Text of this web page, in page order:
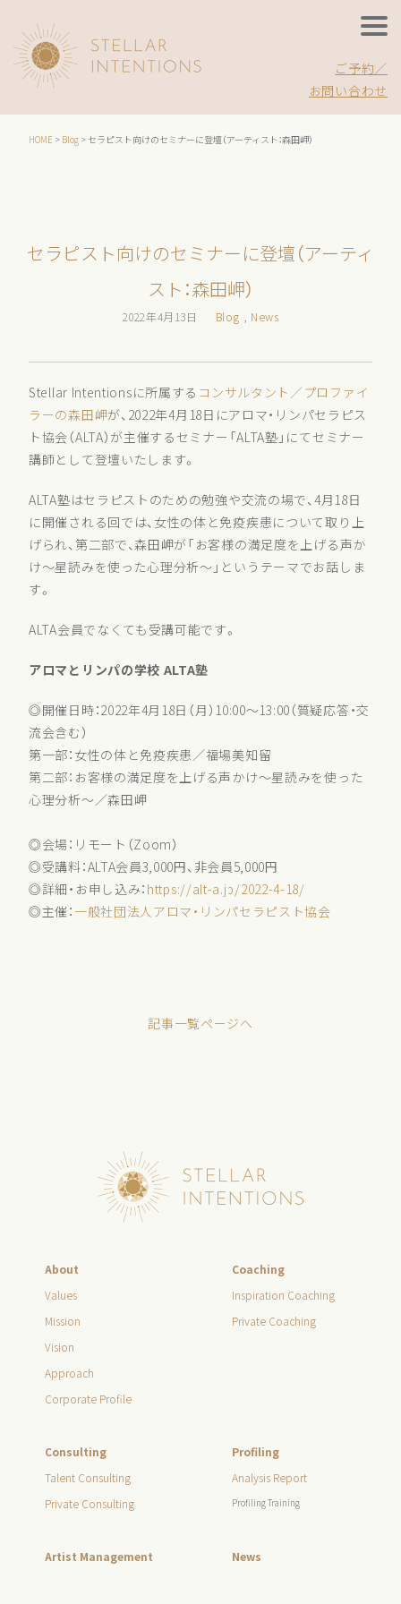
ご予約／
お問い合わせ
HOME > Blog >セラピスト向けのセミナーに登壇（アーティスト：森田岬）
セラピスト向けのセミナーに登壇（アーティ
スト：森田岬）
2022年4月13日 Blog News
Stellar Intentionsに所属する コンサルタント／プロファイ
ラーの森田岬が、2022年4月18日にアロマ・リンパセラピス
ト協会（ALTA）が主催するセミナー「ALTA塾」にてセミナー
講師として登壇いたします。
ALTA塾はセラピストのための勉強や交流の場で、4月18日
に開催される回では、女性の体と免疫疾患について取り上
げられ、第二部で、森田岬が「お客様の満足度を上げる声か
け〜星読みを使った心理分析〜」というテーマでお話しま
す。
ALTA会員でなくても受講可能です。
アロマとリンパの学校 ALTA塾
◎開催日時：2022年4月18日（月）10:00〜13:00（質疑応答・交
流会含む）
第一部：女性の体と免疫疾患／福場美知留
第二部：お客様の満足度を上げる声かけ〜星読みを使った
心理分析〜／森田岬
◎会場：リモート（Zoom）
◎受講料：ALTA会員3,000円、非会員5,000円
◎詳細・お申し込み： https://alt-a.jp/2022-4-18/
◎主催： 一般社団法人アロマ・リンパセラピスト協会
記事一覧ページへ
About
Values
Mission
Vision
Approach
Corporate Profile
Coaching
Inspiration Coaching
Private Coaching
Consulting
Talent Consulting
Private Consulting
Profiling
Analysis Report
Profiling Training
Artist Management News